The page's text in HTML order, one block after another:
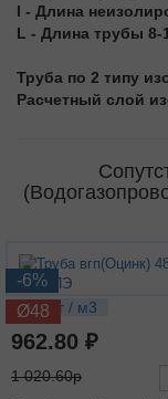
l - Длина
L - Длина трубы 8-
Труба по 2 типу
Расчетный слой
-6%
Ø48
5.26 кг / м3
962.80 ₽
1 020.60р